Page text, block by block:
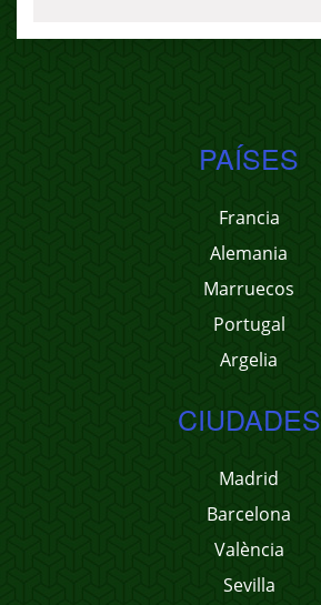
PAÍSES
Francia
Alemania
Marruecos
Portugal
Argelia
CIUDADES
Madrid
Barcelona
València
Sevilla